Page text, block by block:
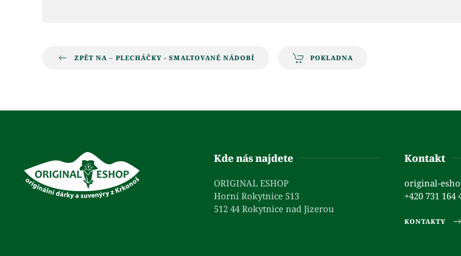
ZPĚT NA – PLECHÁČKY - SMALTOVANÉ NÁDOBÍ POKLADNA
Kde nás najdete
ORIGINAL ESHOP
Horní Rokytnice 513
512 44 Rokytnice nad Jizerou
Kontakt
original-
+420 731 164
KONTAKTY